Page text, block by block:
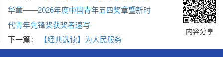
华章——2026年度中国青年五四奖章暨新时
代青年先锋奖获奖者速写
下一篇：
【经典选读】为人民服务
内容分享